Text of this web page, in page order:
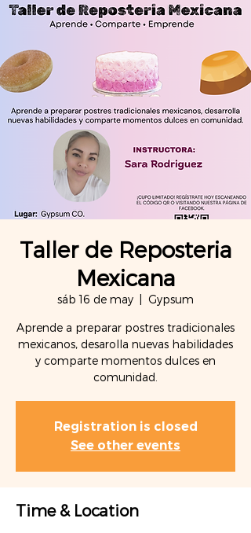
Taller de Reposteria
Mexicana
sáb 16 de may Gypsum
Aprende a preparar postres tradicionales
mexicanos, desarolla nuevas habilidades
y comparte momentos dulces en
comunidad.
Registration is closed
See other events
Time & Location